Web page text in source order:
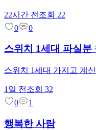
22시간 전 조회 22
0
0
스위치 1세대 파실분
스위치 1세대 가지고 계
1일 전 조회 32
0
1
행복한 사람